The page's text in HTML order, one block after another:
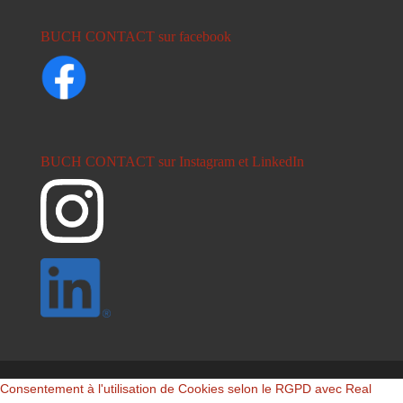
BUCH CONTACT sur facebook
BUCH CONTACT sur Instagram et LinkedIn
Consentement à l'utilisation de Cookies selon le RGPD avec Real